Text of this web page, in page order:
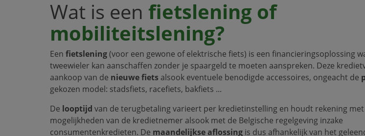
Wat is een fietslening of
mobiliteitslening?
Een fietslening(voor een gewone of elektrische fiets) is een financieringsoplossing
tweewieler kan aanschaffen zonder je spaargeld te moeten aanspreken. Deze
aankoop van de nieuwe fiets alsook eventuele benodigde accessoires, ongeacht de
gekozen model: stadsfiets, racefiets, bakfiets ...
De looptijd van de terugbetaling varieert per kredietinstelling en houdt rekening
mogelijkheden van de kredietnemer alsook met de Belgische regelgeving inzake
consumentenkredieten. De maandelijkse aflossing is dus afhankelijk van het